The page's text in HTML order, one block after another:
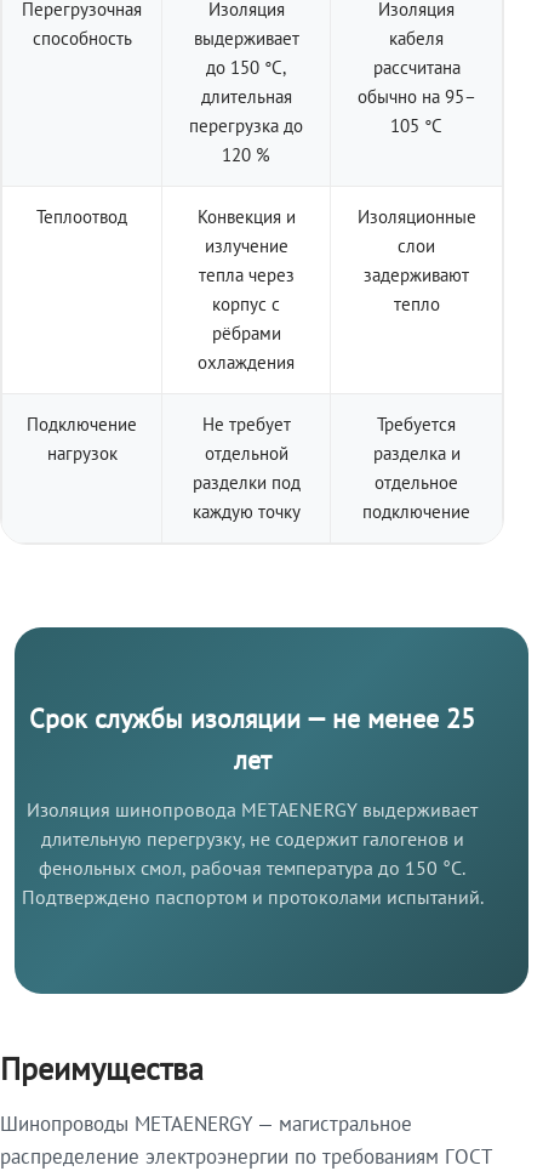
Перегрузочная
способность
Изоляция
выдерживает
до 150 °C,
длительная
перегрузка до
120 %
Изоляция
кабеля
рассчитана
обычно на 95–
105 °C
Теплоотвод
Конвекция и
излучение
тепла через
корпус с
рёбрами
охлаждения
Изоляционные
слои
задерживают
тепло
Подключение
нагрузок
Не требует
отдельной
разделки под
каждую точку
Требуется
разделка и
отдельное
подключение
Срок службы изоляции — не менее 25
лет
Изоляция шинопровода METAENERGY выдерживает
длительную перегрузку, не содержит галогенов и
фенольных смол, рабочая температура до 150 °C.
Подтверждено паспортом и протоколами испытаний.
Преимущества
Шинопроводы METAENERGY — магистральное
распределение электроэнергии по требованиям ГОСТ